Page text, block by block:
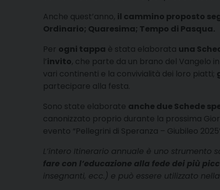
Anche quest’anno, il cammino proposto
Ordinario; Quaresima; Tempo di Pasqua.
Per ogni tappa è stata elaborata una
l’invito, che parte da un brano del Vangelo
vari continenti e la convivialità dei loro piatti;
partecipare alla festa.
Sono state elaborate anche due Schede
canonizzato proprio durante la prossima
evento “Pellegrini di Speranza – Giubileo
L’intero Itinerario annuale è uno strumento
fare con l’educazione alla fede dei più
insegnanti, ecc.) e può essere utilizzato